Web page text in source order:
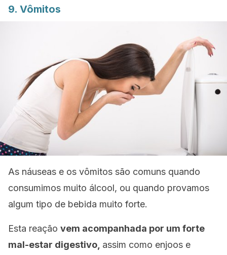
9. Vômitos
As náuseas e os vômitos são comuns quando
consumimos muito álcool, ou quando provamos
algum tipo de bebida muito forte.
Esta reação vem acompanhada por um forte
mal-estar digestivo, assim como enjoos e